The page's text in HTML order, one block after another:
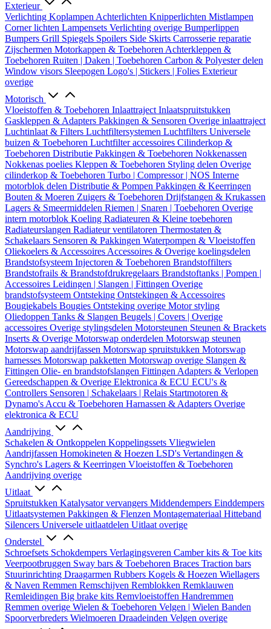
Exterieur
Verlichting Koplampen Achterlichten Knipperlichten Mistlampen
Corner lichten Lampensets Verlichting overige Bumperlippen
Bumpers Grill Spiegels Spoilers Side Skirts Carrosserie reparatie
Zijschermen Motorkappen & Toebehoren Achterkleppen &
Toebehoren Ruiten | Daken | Toebehoren Carbon & Polyester delen
Window visors Sleepogen Logo's | Stickers | Folies Exterieur
overige
Motorisch
Vloeistoffen & Toebehoren Inlaattraject Inlaatspruitstukken
Gaskleppen & Adapters Pakkingen & Sensoren Overige inlaattraject
Luchtinlaat & Filters Luchtfiltersystemen Luchtfilters Universele
buizen & Toebehoren Luchtfilter accessoires Cilinderkop &
Toebehoren Distributie Pakkingen & Toebehoren Nokkenassen
Nokkenas poelies Kleppen & Toebehoren Styling delen Overige
cilinderkop & Toebehoren Turbo | Compressor | NOS Interne
motorblok delen Distributie & Pompen Pakkingen & Keerringen
Bouten & Moeren Zuigers & Toebehoren Drijfstangen & Krukassen
Lagers & Smeermiddelen Riemen | Snaren | Toebehoren Overige
intern motorblok Koeling Radiateuren & Kleine toebehoren
Radiateurslangen Radiateur ventilatoren Thermostaten &
Schakelaars Sensoren & Pakkingen Waterpompen & Vloeistoffen
Oliekoelers & Accessoires Accessoires & Overige koelingsdelen
Brandstofsysteem Injectoren & Toebehoren Brandstoffilters
Brandstofrails & Brandstofdrukregelaars Brandstoftanks | Pompen |
Accessoires Leidingen | Slangen | Fittingen Overige
brandstofsysteem Ontsteking Ontstekingen & Accessoires
Bougiekabels Bougies Ontsteking overige Motor styling
Oliedoppen Tanks & Slangen Beugels | Covers | Overige
accessoires Overige stylingsdelen Motorsteunen Steunen & Brackets
Inserts & Overige Motorswap onderdelen Motorswap steunen
Motorswap aandrijfassen Motorswap spruitstukken Motorswap
harnesses Motorswap pakketten Motorswap overige Slangen &
Fittingen Olie- en brandstofslangen Fittingen Adapters & Verlopen
Gereedschappen & Overige Elektronica & ECU ECU's &
Controllers Sensoren | Schakelaars | Relais Startmotoren &
Dynamo's Accu & Toebehoren Harnassen & Adapters Overige
elektronica & ECU
Aandrijving
Schakelen & Ontkoppelen Koppelingssets Vliegwielen
Aandrijfassen Homokineten & Hoezen LSD's Vertandingen &
Synchro's Lagers & Keerringen Vloeistoffen & Toebehoren
Aandrijving overige
Uitlaat
Spruitstukken Katalysator vervangers Middendempers Einddempers
Uitlaatsystemen Pakkingen & Flenzen Montagemateriaal Hitteband
Silencers Universele uitlaatdelen Uitlaat overige
Onderstel
Schroefsets Schokdempers Verlagingsveren Camber kits & Toe kits
Veerpootbruggen Sway bars & Toebehoren Braces Traction bars
Stuurinrichting Draagarmen Rubbers Kogels & Hoezen Wiellagers
& Naven Remmen Remschijven Remblokken Remklauwen
Remleidingen Big brake kits Remvloeistoffen Handremmen
Remmen overige Wielen & Toebehoren Velgen | Wielen Banden
Spoorverbreders Wielmoeren Draadeinden Velgen overige